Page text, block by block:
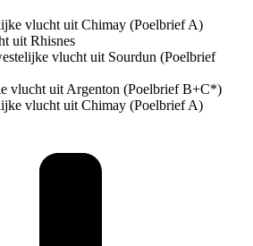
vlucht uit Chimay (Poelbrief A)
uit Rhisnes
vlucht uit Sourdun (Poelbrief
vlucht uit Argenton (Poelbrief B+C*)
vlucht uit Chimay (Poelbrief A)